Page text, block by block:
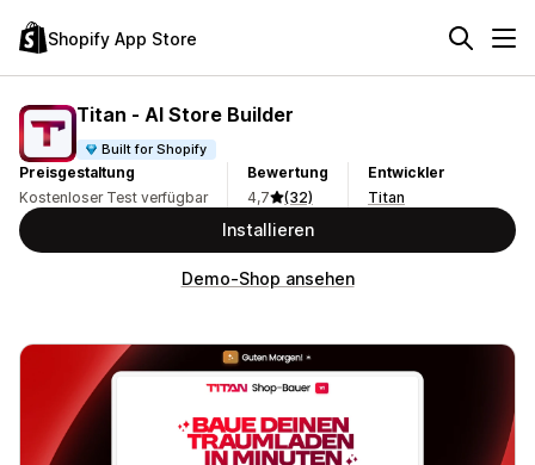
Shopify App Store
Titan ‑ AI Store Builder
Built for Shopify
Preisgestaltung
Kostenloser Test verfügbar
Bewertung
4,7
(32)
Entwickler
Titan
Installieren
Demo-Shop ansehen